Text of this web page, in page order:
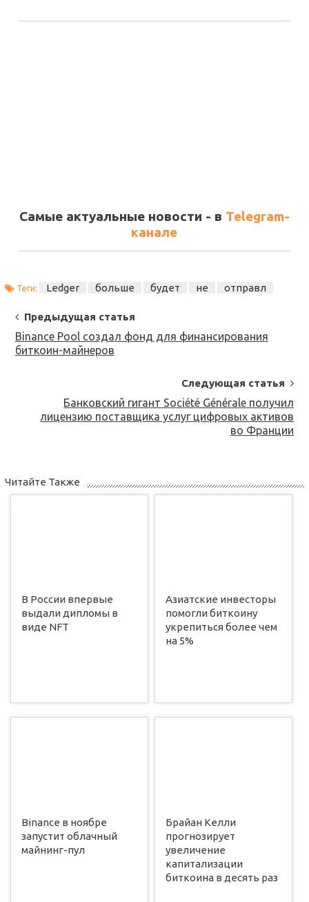
Самые актуальные новости - в Telegram-
канале
Теги: Ledger больше будет не отправл
Post
Navigation
Предыдущая статья
Binance Pool создал фонд для финансирования
биткоин-майнеров
Следующая статья
Банковский гигант Société Générale получил
лицензию поставщика услуг цифровых активов
во Франции
Читайте Также
В России впервые
выдали дипломы в
виде NFT
Азиатские инвесторы
помогли биткоину
укрепиться более чем
на 5%
Binance в ноябре
запустит облачный
майнинг-пул
Брайан Келли
прогнозирует
увеличение
капитализации
биткоина в десять раз